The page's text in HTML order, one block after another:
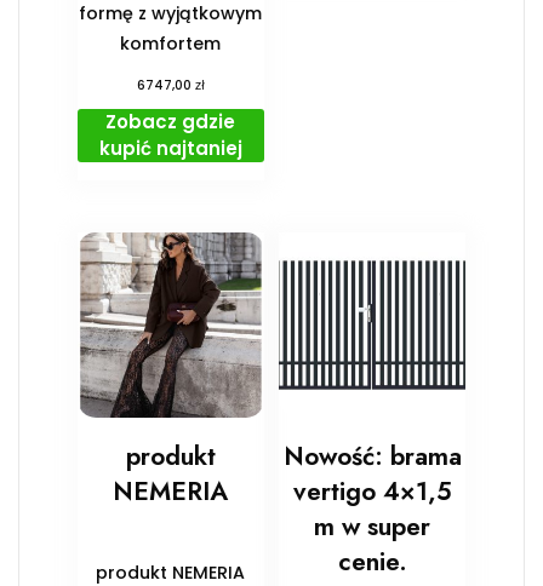
formę z wyjątkowym
komfortem
6747,00 zł
Zobacz gdzie
kupić najtaniej
produkt
NEMERIA
produkt NEMERIA
Nowość: brama
vertigo 4×1,5
m w super
cenie.